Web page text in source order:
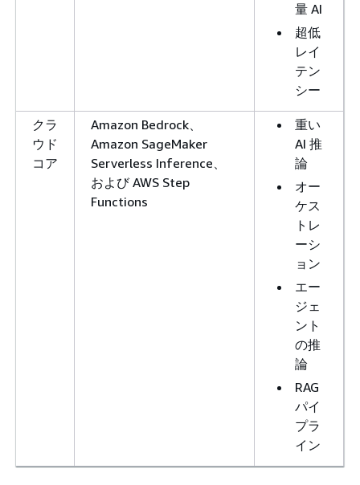
量 AI
超低
レイ
テン
シー
クラ
ウド
コア
Amazon Bedrock、
Amazon SageMaker
Serverless Inference、
および AWS Step
Functions
重い
AI 推
論
オー
ケス
トレ
ーシ
ョン
エー
ジェ
ント
の推
論
RAG
パイ
プラ
イン